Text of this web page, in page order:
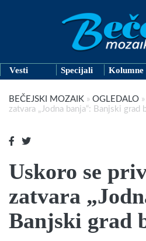
Vesti Specijali Kolumne
BEČEJSKI MOZAIK » OGLEDALO »
zatvara „Jodna banja“: Banjski grad
Uskoro se
zatvara
Banjski grad